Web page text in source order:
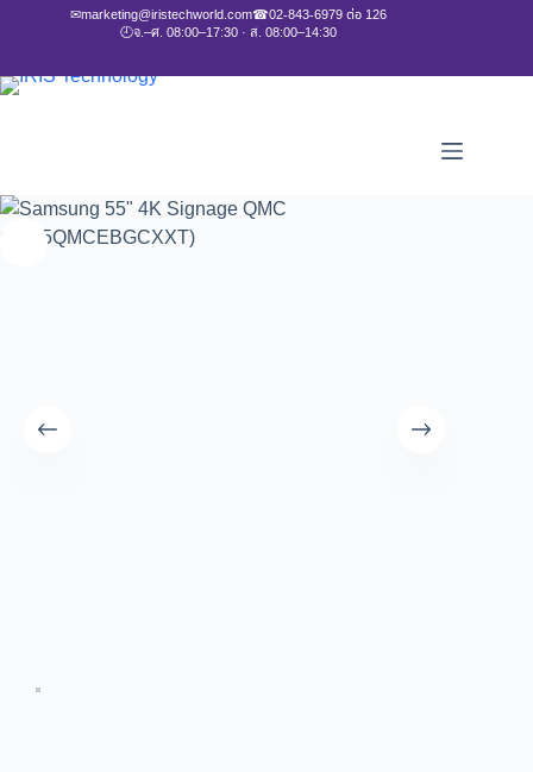
✉marketing@iristechworld.com☎02-843-6979 ต่อ 126
🕘จ.–ศ. 08:00–17:30 · ส. 08:00–14:30